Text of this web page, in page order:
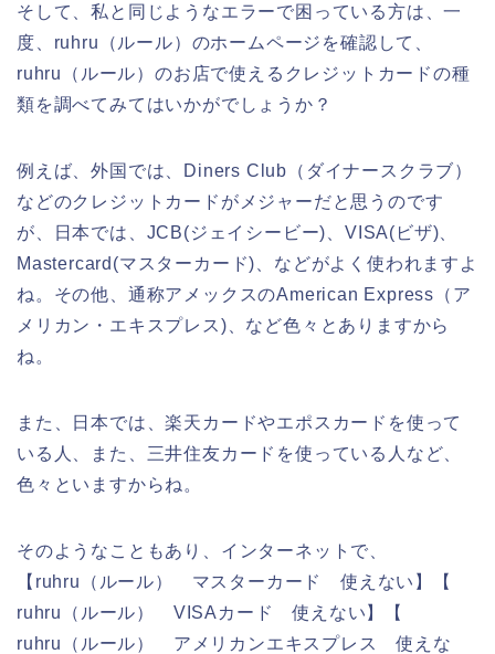
そして、私と同じようなエラーで困っている方は、一
度、ruhru（ルール）のホームページを確認して、
ruhru（ルール）のお店で使えるクレジットカードの種
類を調べてみてはいかがでしょうか？
例えば、外国では、Diners Club（ダイナースクラブ）
などのクレジットカードがメジャーだと思うのです
が、日本では、JCB(ジェイシービー)、VISA(ビザ)、
Mastercard(マスターカード)、などがよく使われますよ
ね。その他、通称アメックスのAmerican Express（ア
メリカン・エキスプレス)、など色々とありますから
ね。
また、日本では、楽天カードやエポスカードを使って
いる人、また、三井住友カードを使っている人など、
色々といますからね。
そのようなこともあり、インターネットで、
【ruhru（ルール） マスターカード 使えない】【
ruhru（ルール） VISAカード 使えない】【
ruhru（ルール） アメリカンエキスプレス 使えな